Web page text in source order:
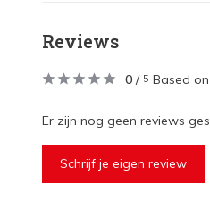
Reviews
0 / 5 Based
Er zijn nog geen reviews
Schrijf je eigen review